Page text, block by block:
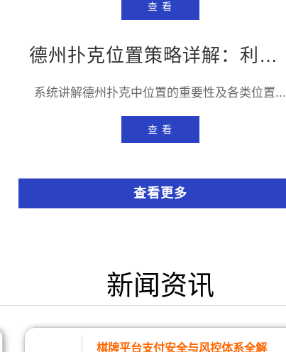
查 看
德州扑克位置策略详解：利用位置优势赢取更多底池
系统讲解德州扑克中位置的重要性及各类位置...
查 看
查看更多
新闻资讯
棋牌平台支付安全与风控体系全解